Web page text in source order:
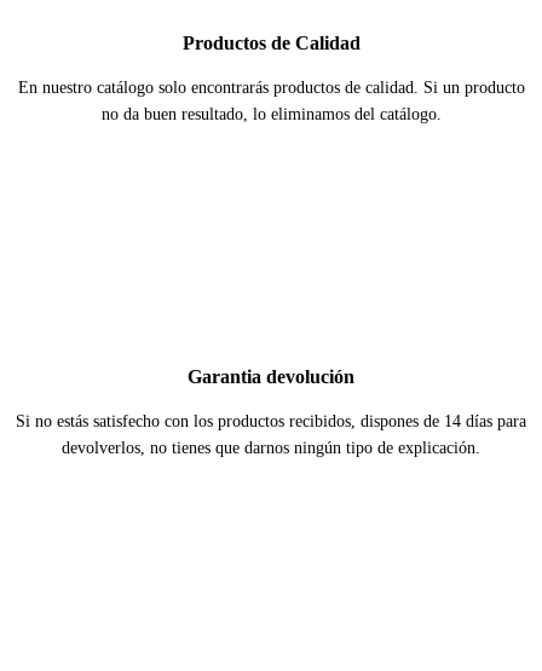
Productos de Calidad
En nuestro catálogo solo encontrarás productos de calidad. Si un producto
no da buen resultado, lo eliminamos del catálogo.
Garantia devolución
Si no estás satisfecho con los productos recibidos, dispones de 14 días para
devolverlos, no tienes que darnos ningún tipo de explicación.